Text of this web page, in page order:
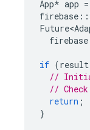
App* app =
firebase ::
firebase
if (result
//
//
return ;
}